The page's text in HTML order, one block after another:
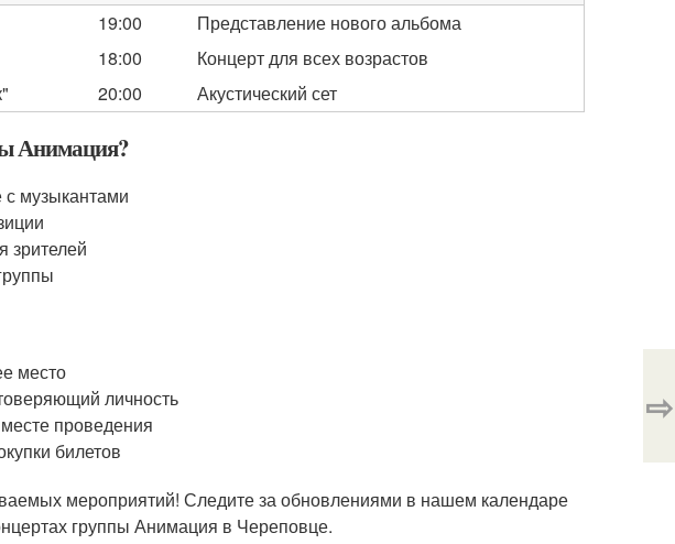
19:00
Представление нового альбома
18:00
Концерт для всех возрастов
20:00 Акустический сет
Анимация?
музыкантами
зрителей
место
личность
проведения
билетов
мероприятий! Следите за обновлениями в нашем календаре
группы Анимация в Череповце.
⇨